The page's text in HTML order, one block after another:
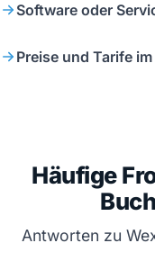
Software oder
Preise und Tarife
Häufige
Antworten zu